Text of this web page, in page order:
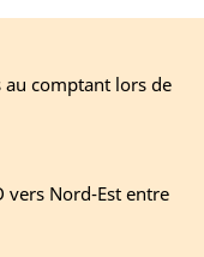
au comptant lors de
vers Nord-Est entre